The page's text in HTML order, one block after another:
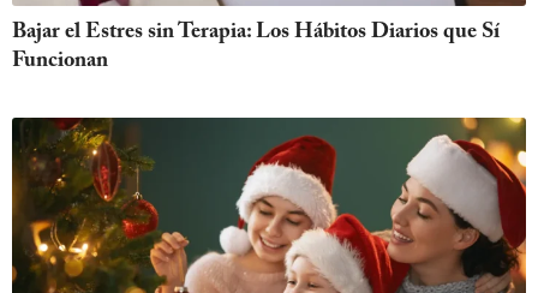
Bajar el Estres sin Terapia: Los Hábitos Diarios que Sí
Funcionan